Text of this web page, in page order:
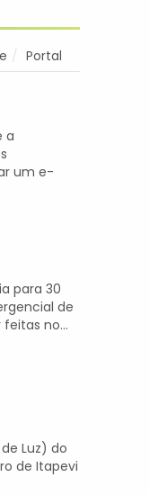
Portal
a
um e-
para 30
de
no...
Luz) do
de Itapevi